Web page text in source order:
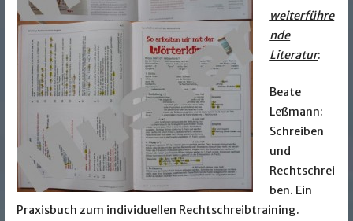
weiterführe
nde
Literatur:
Beate
Leßmann:
Schreiben
und
Rechtschrei
ben. Ein
Praxisbuch zum individuellen Rechtschreibtraining.